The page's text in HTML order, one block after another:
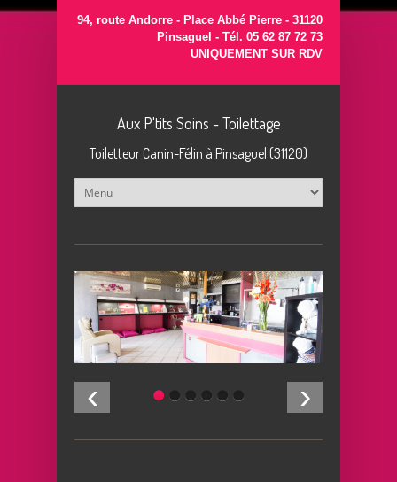
Aller au contenu principal
94, route Andorre - Place Abbé Pierre - 31120
Pinsaguel - Tél. 05 62 87 72 73
UNIQUEMENT SUR RDV
Aux P'tits Soins - Toilettage
Toiletteur Canin-Félin à Pinsaguel (31120)
‹ ›